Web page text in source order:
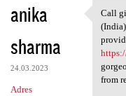
anika
sharma
24.03.2023
Adres
Call
Call
from